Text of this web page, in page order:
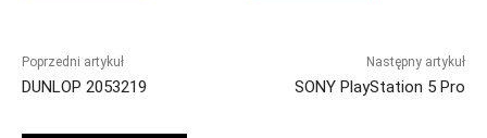
Poprzedni artykuł
DUNLOP 2053219
Następny artykuł
SONY PlayStation 5 Pro